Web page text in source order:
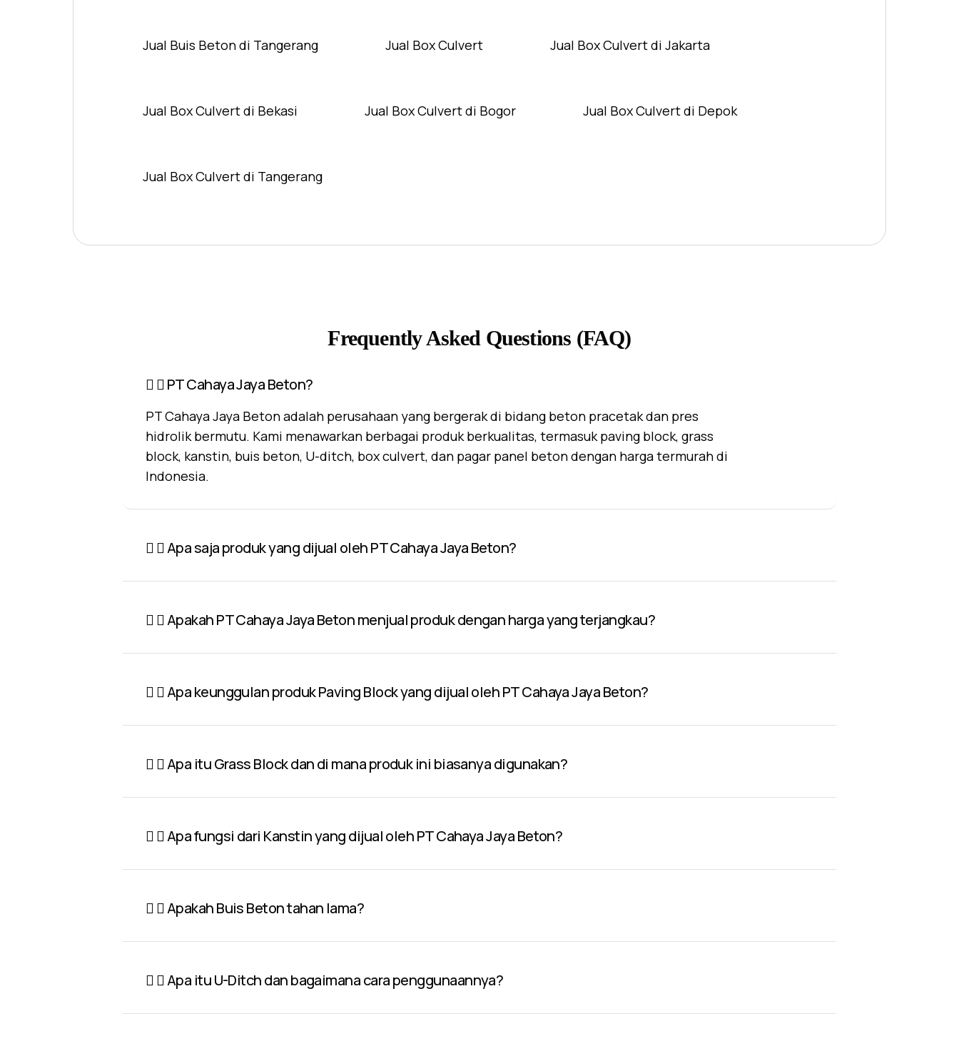
Jual Buis Beton di Tangerang Jual Box Culvert Jual Box Culvert di Jakarta
Jual Box Culvert di Bekasi Jual Box Culvert di Bogor Jual Box Culvert di Depok
Jual Box Culvert di Tangerang
Frequently Asked Questions (FAQ)
PT Cahaya Jaya Beton?
PT Cahaya Jaya Beton adalah perusahaan yang bergerak di bidang beton pracetak dan pres
hidrolik bermutu. Kami menawarkan berbagai produk berkualitas, termasuk paving block, grass
block, kanstin, buis beton, U-ditch, box culvert, dan pagar panel beton dengan harga termurah di
Indonesia.
Apa saja produk yang dijual oleh PT Cahaya Jaya Beton?
Apakah PT Cahaya Jaya Beton menjual produk dengan harga yang terjangkau?
Apa keunggulan produk Paving Block yang dijual oleh PT Cahaya Jaya Beton?
Apa itu Grass Block dan di mana produk ini biasanya digunakan?
Apa fungsi dari Kanstin yang dijual oleh PT Cahaya Jaya Beton?
Apakah Buis Beton tahan lama?
Apa itu U-Ditch dan bagaimana cara penggunaannya?